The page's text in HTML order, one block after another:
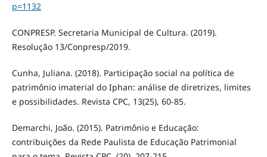
p=1132
CONPRESP. Secretaria Municipal de Cultura. (2019).
Resolução 13/Conpresp/2019.
Cunha, Juliana. (2018). Participação social na política de
patrimônio imaterial do Iphan: análise de diretrizes, limites
e possibilidades. Revista CPC, 13(25), 60-85.
Demarchi, João. (2015). Patrimônio e Educação:
contribuições da Rede Paulista de Educação Patrimonial